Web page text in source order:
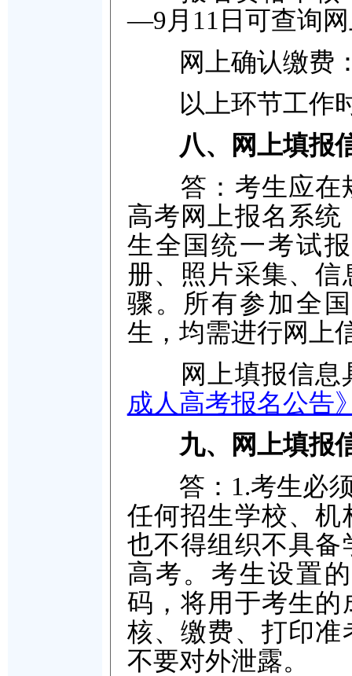
—9月11日可查询
网上确认缴费：
以上环节工作时
八、网上填报
答：考生应在规
高考网上报名系统
生全国统一考试
册、照片采集、
骤。所有参加全
生，均需进行网上
网上填报信息
成人高考报名公告
九、网上填报
答：1.考生必须
任何招生学校、
也不得组织不具
高考。考生设置
码，将用于考生
核、缴费、打印
不要对外泄露。